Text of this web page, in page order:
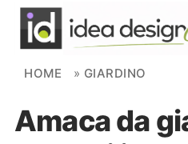
Skip to content
NOVITÀ
HOME » GIARDINO
Amaca da